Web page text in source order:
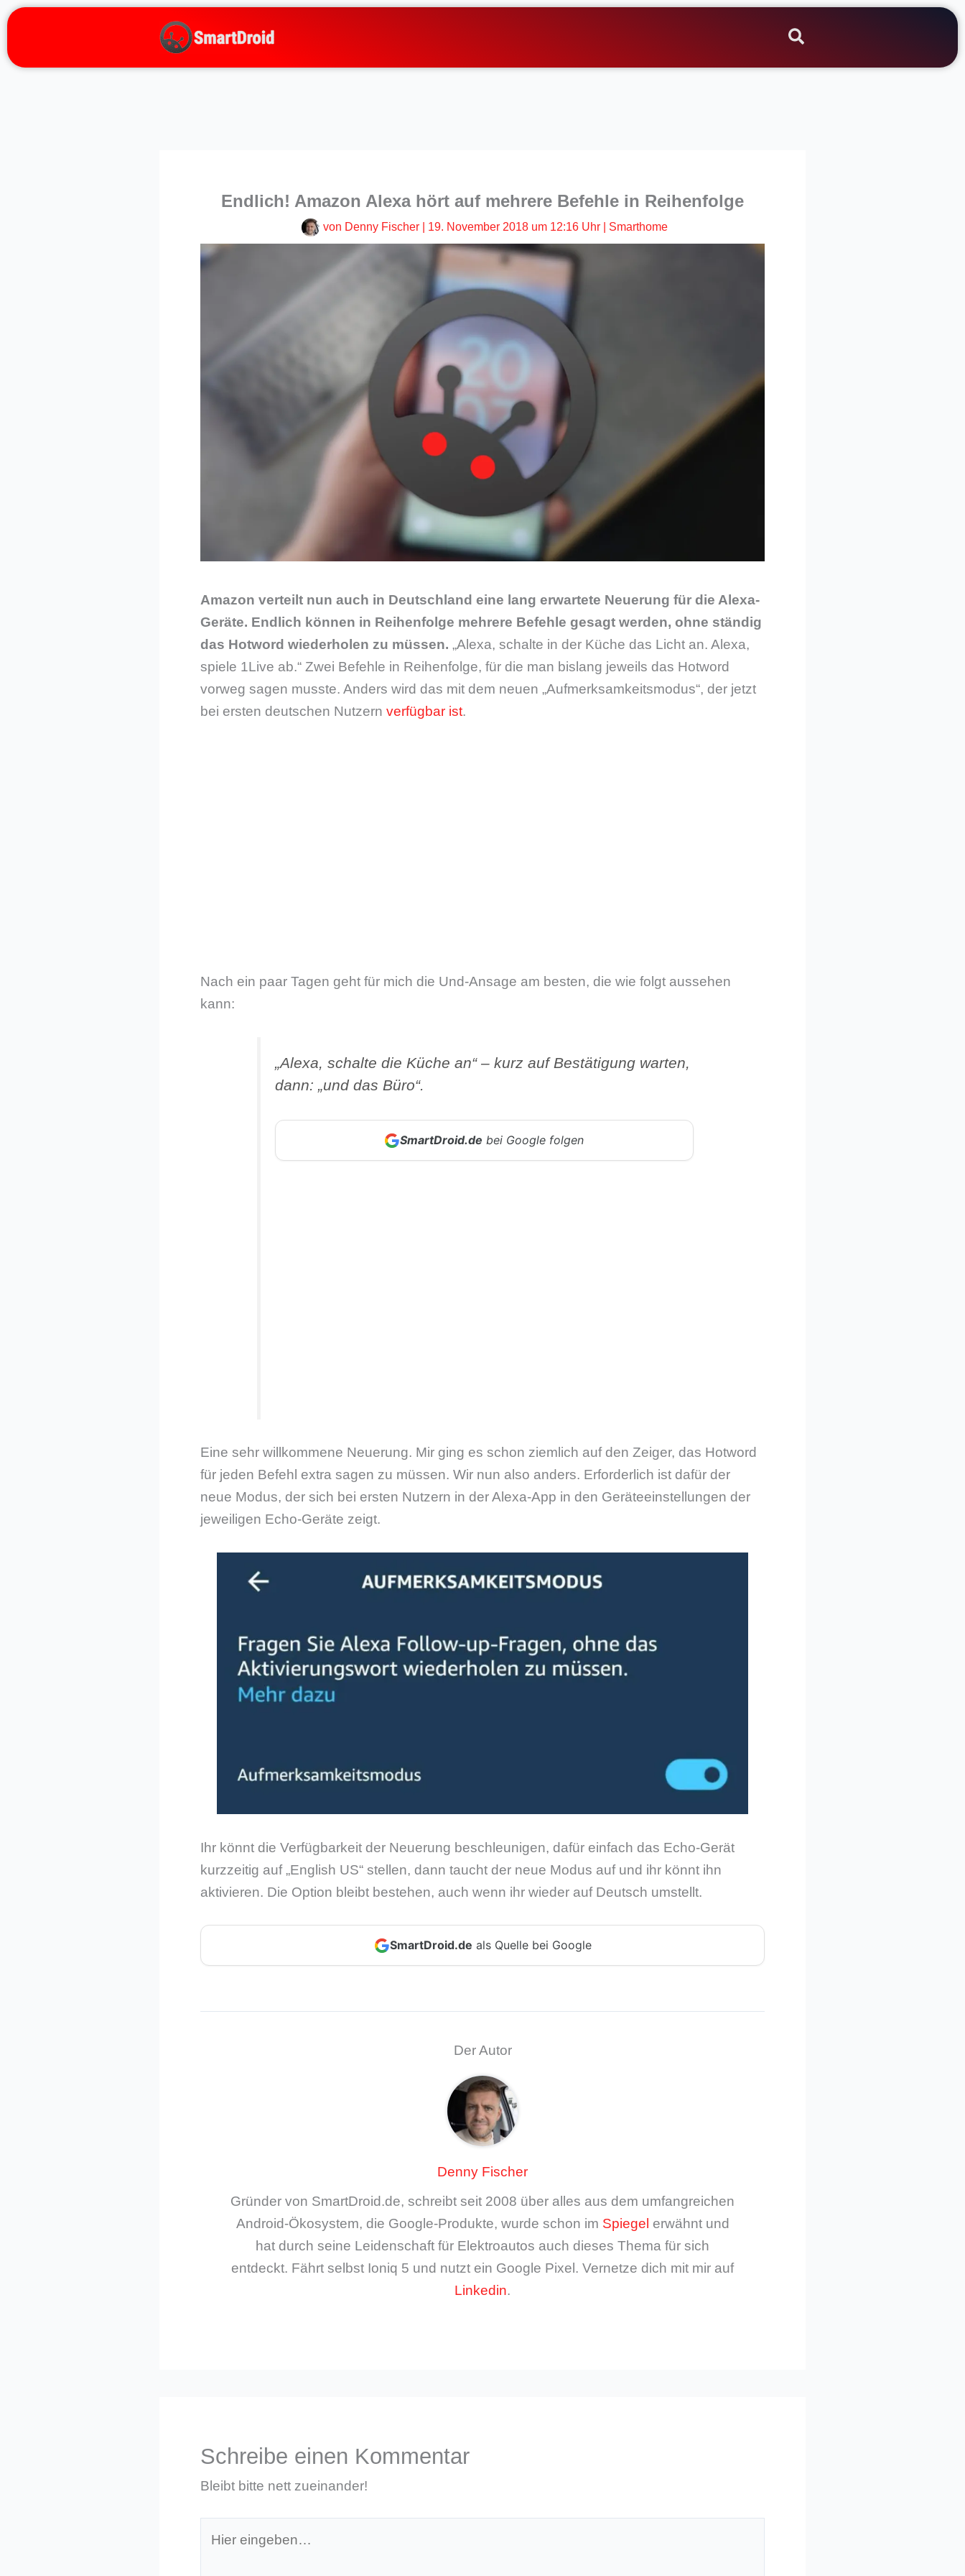
Zum
springen
Endlich! Amazon Alexa hört auf mehrere Befehle in Reihenfolge
von Denny Fischer 19. November 2018 um 12:16 Uhr| Smarthome
Amazon verteilt nun auch in Deutschland eine lang erwartete Neuerung für die Alexa-
Geräte. Endlich können in Reihenfolge mehrere Befehle gesagt werden, ohne ständig
das Hotword wiederholen zu müssen. „Alexa, schalte in der Küche das Licht an. Alexa,
spiele 1Live ab.“ Zwei Befehle in Reihenfolge, für die man bislang jeweils das Hotword
vorweg sagen musste. Anders wird das mit dem neuen „Aufmerksamkeitsmodus“, der jetzt
bei ersten deutschen Nutzern verfügbar ist.
Nach ein paar Tagen geht für mich die Und-Ansage am besten, die wie folgt aussehen
kann:
„Alexa, schalte die Küche an“ – kurz auf Bestätigung warten,
dann: „und das Büro“.
SmartDroid.de bei Google folgen
Eine sehr willkommene Neuerung. Mir ging es schon ziemlich auf den Zeiger, das Hotword
für jeden Befehl extra sagen zu müssen. Wir nun also anders. Erforderlich ist dafür der
neue Modus, der sich bei ersten Nutzern in der Alexa-App in den Geräteeinstellungen der
jeweiligen Echo-Geräte zeigt.
Ihr könnt die Verfügbarkeit der Neuerung beschleunigen, dafür einfach das Echo-Gerät
kurzzeitig auf „English US“ stellen, dann taucht der neue Modus auf und ihr könnt ihn
aktivieren. Die Option bleibt bestehen, auch wenn ihr wieder auf Deutsch umstellt.
SmartDroid.de als Quelle bei Google
Der Autor
Denny Fischer
Gründer von SmartDroid.de, schreibt seit 2008 über alles aus dem umfangreichen
Android-Ökosystem, die Google-Produkte, wurde schon im Spiegel erwähnt und
hat durch seine Leidenschaft für Elektroautos auch dieses Thema für sich
entdeckt. Fährt selbst Ioniq 5 und nutzt ein Google Pixel. Vernetze dich mit mir auf
Linkedin.
Schreibe einen Kommentar
Bleibt bitte nett zueinander!
eingeben…